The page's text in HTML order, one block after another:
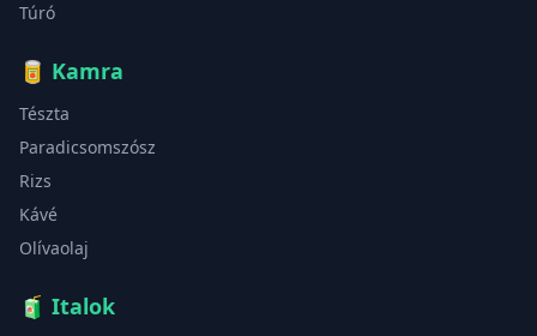
Túró
🥫 Kamra
Tészta
Paradicsomszósz
Rizs
Kávé
Olívaolaj
🧃 Italok